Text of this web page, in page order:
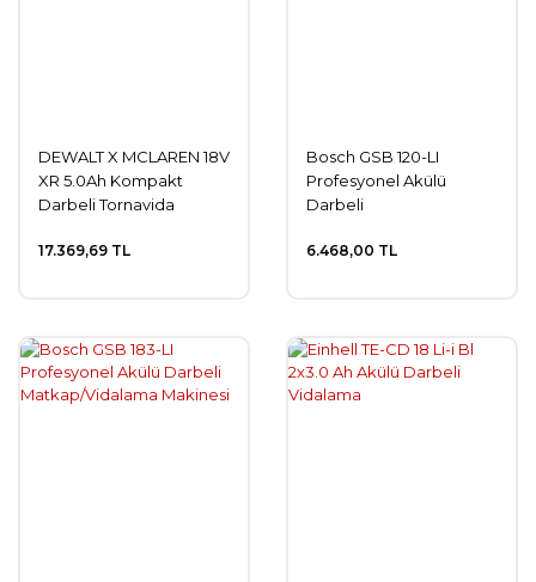
DEWALT X MCLAREN 18V
XR 5.0Ah Kompakt
Darbeli Tornavida
17.369,69 TL
Bosch GSB 120-LI
Profesyonel Akülü
Darbeli
Makinesi
6.468,00 TL